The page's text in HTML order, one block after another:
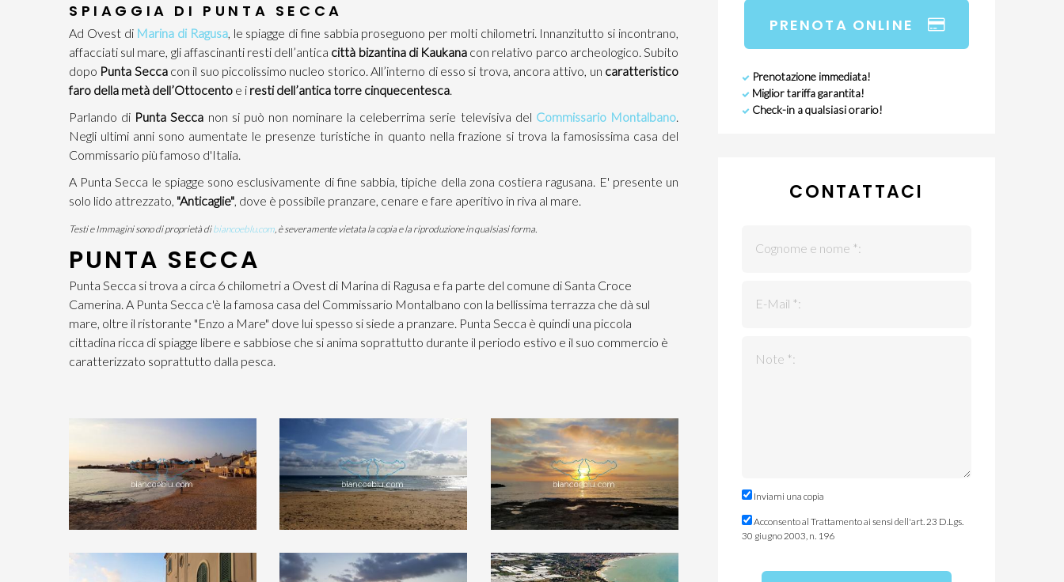
SPIAGGIA DI PUNTA SECCA
Ad Ovest di Marina di Ragusa, le spiagge di fine sabbia proseguono per molti chilometri. Innanzitutto si incontrano,
affacciati sul mare, gli affascinanti resti dell’antica città bizantina di Kaukana con relativo parco archeologico. Subito
dopo Punta Secca con il suo piccolissimo nucleo storico. All’interno di esso si trova, ancora attivo, un caratteristico
faro della metà dell’Ottocento e i resti dell’antica torre cinquecentesca.
Parlando di Punta Secca non si può non nominare la celeberrima serie televisiva del Commissario Montalbano.
Negli ultimi anni sono aumentate le presenze turistiche in quanto nella frazione si trova la famosissima casa del
Commissario più famoso d'Italia.
A Punta Secca le spiagge sono esclusivamente di fine sabbia, tipiche della zona costiera ragusana. E' presente un
solo lido attrezzato, "Anticaglie", dove è possibile pranzare, cenare e fare aperitivo in riva al mare.
Testi e Immagini sono di proprietà dibiancoeblu.com, è severamente vietata la copia e la riproduzione in qualsiasi forma.
PUNTA SECCA
Punta Secca si trova a circa 6 chilometri a Ovest di Marina di Ragusa e fa parte del comune di Santa Croce
Camerina. A Punta Secca c'è la famosa casa del Commissario Montalbano con la bellissima terrazza che dà sul
mare, oltre il ristorante "Enzo a Mare" dove lui spesso si siede a pranzare. Punta Secca è quindi una piccola
cittadina ricca di spiagge libere e sabbiose che si anima soprattutto durante il periodo estivo e il suo commercio è
caratterizzato soprattutto dalla pesca.
PRENOTA ONLINE
Prenotazione immediata!
Miglior tariffa garantita!
Check-in a qualsiasi orario!
CONTATTACI
Cognome e nome *:
E-Mail *:
Note *:
Inviami una copia
Acconsento al Trattamento ai sensi dell'art. 23 D.Lgs.
30 giugno 2003, n. 196